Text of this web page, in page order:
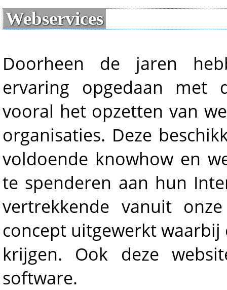
Webservices
Doorheen de jaren
ervaring opgedaan met
vooral het opzetten van
organisaties. Deze
voldoende knowhow en
te spenderen aan hun
vertrekkende vanuit
concept uitgewerkt
krijgen. Ook deze
software.